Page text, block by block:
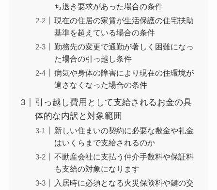
ち退き要求があった場合の条件
現在の住居の家賃が生活保護の住宅扶助
基準を超えている場合の条件
勤務先の変更で通勤が著しく困難になっ
た場合の引っ越し条件
病気や身体の障害により現在の住環境が
適さなくなった場合の条件
引っ越し費用として支給されるお金の具
体的な内訳と対象範囲
新しい住まいの契約に必要な敷金や礼金
はいくらまで支給されるのか
不動産会社に支払う仲介手数料や保証料
も支給の対象になります
入居時に必須となる火災保険料や鍵の交